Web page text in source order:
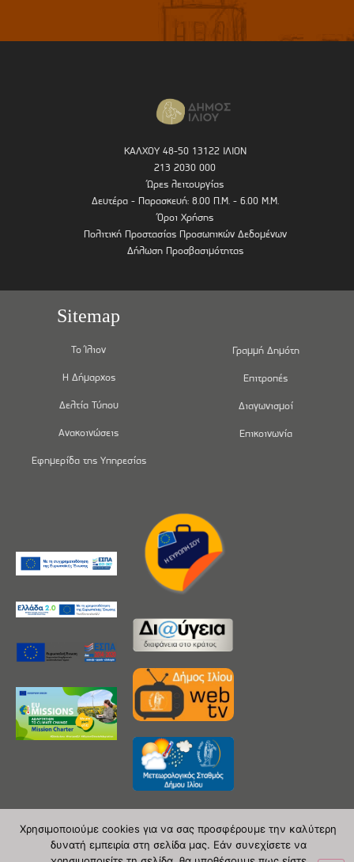
ΚΑΛΧΟΥ 48-50 13122 ΙΛΙΟΝ
213 2030 000
Ώρες λειτουργίας
Δευτέρα - Παρασκευή: 8.00 Π.Μ. - 6.00 Μ.Μ.
Όροι Χρήσης
Πολιτική Προστασίας Προσωπικών Δεδομένων
Δήλωση Προσβασιμότητας
Sitemap
Το Ίλιον
Η Δήμαρχος
Δελτία Τύπου
Ανακοινώσεις
Εφημερίδα της Υπηρεσίας
Γραμμή Δημότη
Επιτροπές
Διαγωνισμοί
Επικοινωνία
Copyright 2020 © Δήμος Ιλίου
Χρησιμοποιούμε cookies για να σας προσφέρουμε την καλύτερη
δυνατή εμπειρία στη σελίδα μας. Εάν συνεχίσετε να